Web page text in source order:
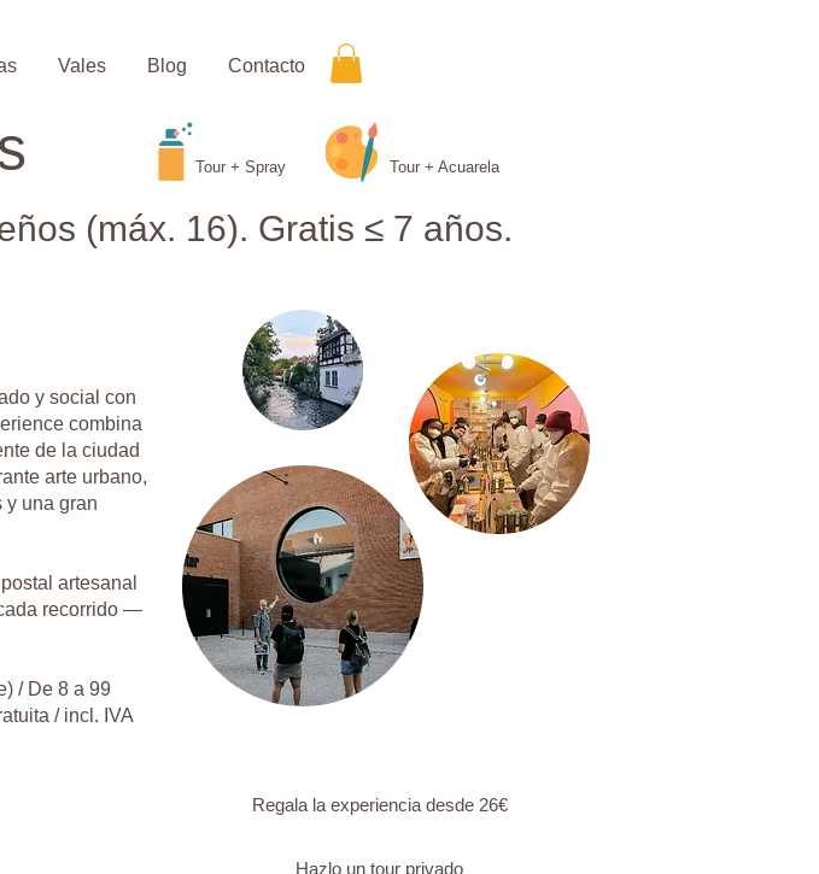
Vales Blog Contacto
(máx. 16). Gratis ≤ 7 años.​​
Tour + Spray Tour + Acuarela
y social con
combina
de la ciudad
arte urbano,
y una gran
artesanal
recorrido —
/ De 8 a 99
/ incl. IVA
Regala la experiencia desde 26€
Hazlo un tour privado